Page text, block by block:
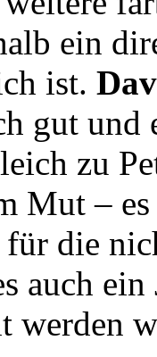
ein
ist.
gut und
zu
Mut –
die
auch
werden